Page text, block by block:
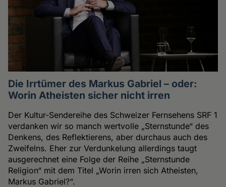
Die Irrtümer des Markus Gabriel – oder:
Worin Atheisten sicher nicht irren
Der Kultur-Sendereihe des Schweizer Fernsehens SRF 1
verdanken wir so manch wertvolle „Sternstunde“ des
Denkens, des Reflektierens, aber durchaus auch des
Zweifelns. Eher zur Verdunkelung allerdings taugt
ausgerechnet eine Folge der Reihe „Sternstunde
Religion“ mit dem Titel „Worin irren sich Atheisten,
Markus Gabriel?“.